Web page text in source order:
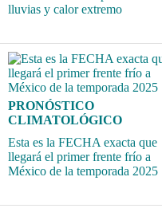
lluvias y calor extremo
PRONÓSTICO
CLIMATOLÓGICO
Esta es la FECHA exacta que
llegará el primer frente frío a
México de la temporada 2025